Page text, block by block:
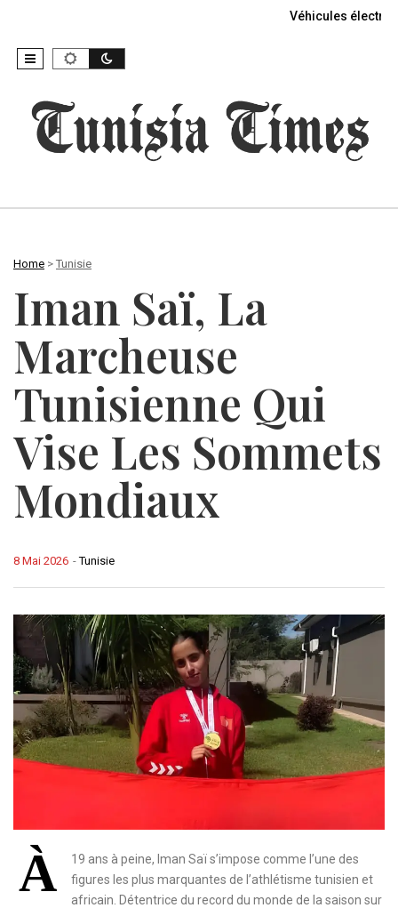
Véhicules
Home > Tunisie
Iman Saï, La
Marcheuse
Tunisienne Qui
Vise Les Sommets
Mondiaux
-Tunisie
8 Mai 2026
À
19 ans à peine, Iman Saï s’impose comme l’une des
figures les plus marquantes de l’athlétisme tunisien et
africain. Détentrice du record du monde de la saison sur